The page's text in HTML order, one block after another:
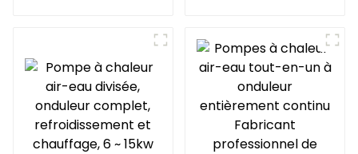
SPA, chauffage de
piscine